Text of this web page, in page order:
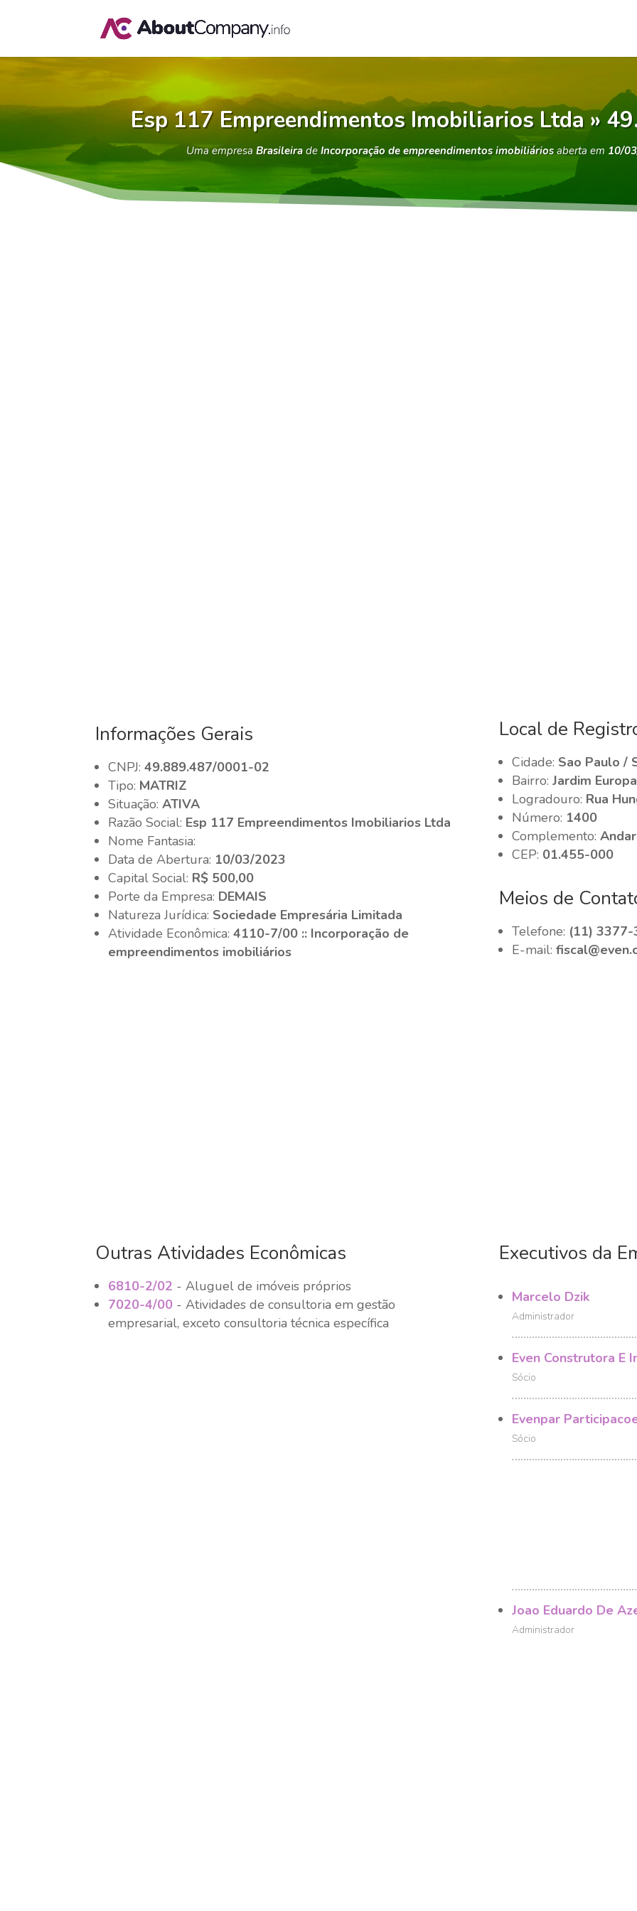
Esp 117 Empreendimentos Imobiliarios Ltda »
Uma empresa Brasileirade Incorporação de empreendimentos imobiliáriosaberta em 10/
Informações Gerais
CNPJ:49.889.487/0001-02
Tipo: MATRIZ
Situação:ATIVA
Razão Social: Esp 117 Empreendimentos Imobiliarios Ltda
Nome Fantasia:
Data de Abertura: 10/03/2023
Capital Social: R$ 500,00
Porte da Empresa: DEMAIS
Natureza Jurídica: Sociedade Empresária Limitada
Atividade Econômica:4110-7/00 :: Incorporação de
empreendimentos imobiliários
Local de
Cidade: Sao Paulo /
Bairro: Jardim Europa
Logradouro: Rua
Número: 1400
Complemento:
CEP: 01.455-000
Meios de
Telefone: (11) 3377-
E-mail:
Outras Atividades Econômicas
6810-2/02 - Aluguel de imóveis próprios
7020-4/00 - Atividades de consultoria em gestão
empresarial, exceto consultoria técnica específica
Executivos da
Marcelo Dzik
Administrador
Even Construtora E
Sócio
Evenpar
Sócio
Joao Eduardo De
Administrador